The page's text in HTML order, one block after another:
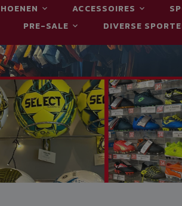
ACCESSOIRES
PRE-SALE DIVERSE